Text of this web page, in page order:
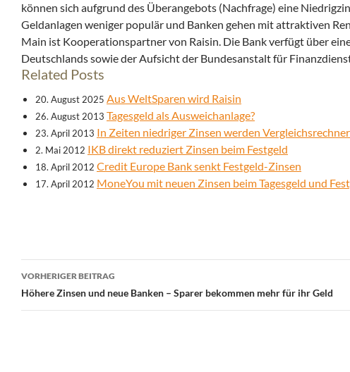
können sich aufgrund des Überangebots (Nachfrage) eine
Geldanlagen weniger populär und Banken gehen mit attraktiven
Main ist Kooperationspartner von Raisin. Die Bank verfügt über
Deutschlands sowie der Aufsicht der Bundesanstalt für
Related Posts
20. August 2025 Aus WeltSparen wird Raisin
26. August 2013 Tagesgeld als Ausweichanlage?
23. April 2013 In Zeiten niedriger Zinsen werden
2. Mai 2012 IKB direkt reduziert Zinsen beim Festgeld
18. April 2012 Credit Europe Bank senkt Festgeld-Zinsen
17. April 2012 MoneYou mit neuen Zinsen beim Tagesgeld und
Beitrags-
Navigation
VORHERIGER BEITRAG
Höhere Zinsen und neue Banken – Sparer bekommen mehr für ihr Geld